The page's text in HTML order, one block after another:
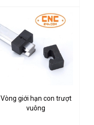
Vòng giới hạn con trượt
vuông